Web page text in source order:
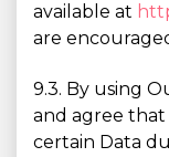
available at
are
9.3. By using
and agree
certain Data